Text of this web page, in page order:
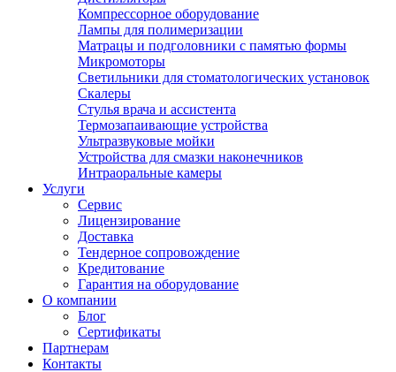
Компрессорное оборудование
Лампы для полимеризации
Матрацы и подголовники с памятью формы
Микромоторы
Светильники для стоматологических установок
Скалеры
Стулья врача и ассистента
Термозапаивающие устройства
Ультразвуковые мойки
Устройства для смазки наконечников
Интраоральные камеры
Услуги
Сервис
Лицензирование
Доставка
Тендерное сопровождение
Кредитование
Гарантия на оборудование
О компании
Блог
Сертификаты
Партнерам
Контакты